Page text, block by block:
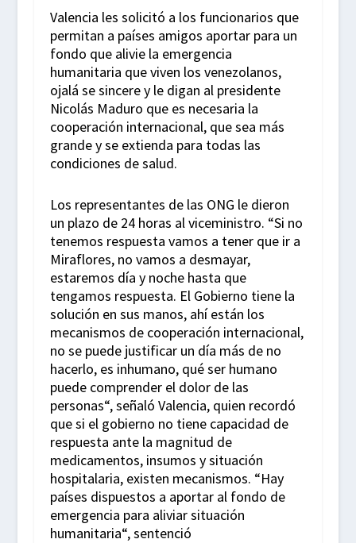
Valencia les solicitó a los funcionarios que
permitan a países amigos aportar para un
fondo que alivie la emergencia
humanitaria que viven los venezolanos,
ojalá se sincere y le digan al presidente
Nicolás Maduro que es necesaria la
cooperación internacional, que sea más
grande y se extienda para todas las
condiciones de salud.
Los representantes de las ONG le dieron
un plazo de 24 horas al viceministro. “Si no
tenemos respuesta vamos a tener que ir a
Miraflores, no vamos a desmayar,
estaremos día y noche hasta que
tengamos respuesta. El Gobierno tiene la
solución en sus manos, ahí están los
mecanismos de cooperación internacional,
no se puede justificar un día más de no
hacerlo, es inhumano, qué ser humano
puede comprender el dolor de las
personas“, señaló Valencia, quien recordó
que si el gobierno no tiene capacidad de
respuesta ante la magnitud de
medicamentos, insumos y situación
hospitalaria, existen mecanismos. “Hay
países dispuestos a aportar al fondo de
emergencia para aliviar situación
humanitaria“, sentenció